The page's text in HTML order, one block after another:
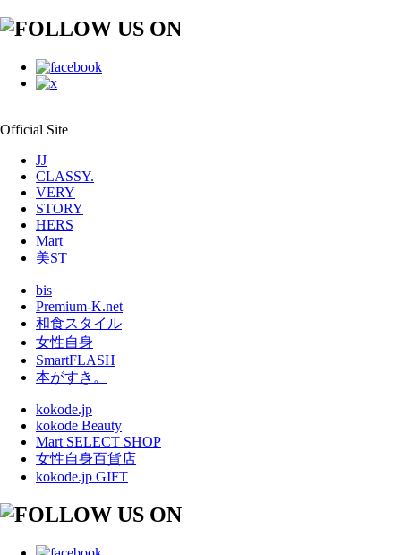
Official Site
JJ
CLASSY.
VERY
STORY
HERS
Mart
美ST
bis
Premium-K.net
和食スタイル
女性自身
SmartFLASH
本がすき。
kokode.jp
kokode Beauty
Mart SELECT SHOP
女性自身百貨店
kokode.jp GIFT